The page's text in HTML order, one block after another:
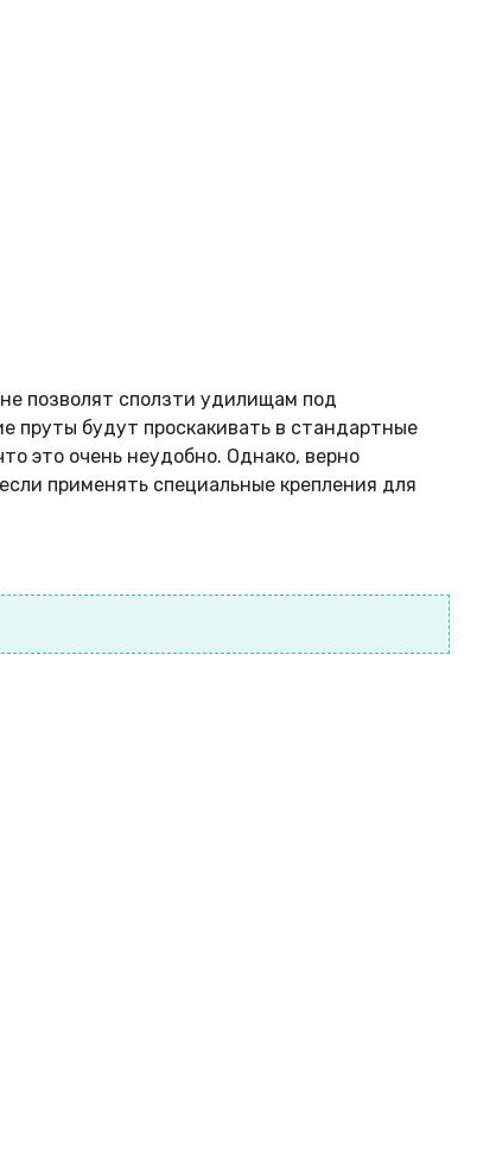
позволят сползти удилищам под
пруты будут проскакивать в стандартные
это очень неудобно. Однако, верно
применять специальные крепления для